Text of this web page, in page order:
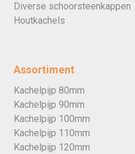
Diverse schoorsteenkappen
Houtkachels
Assortiment
Kachelpijp 80mm
Kachelpijp 90mm
Kachelpijp 100mm
Kachelpijp 110mm
Kachelpijp 120mm